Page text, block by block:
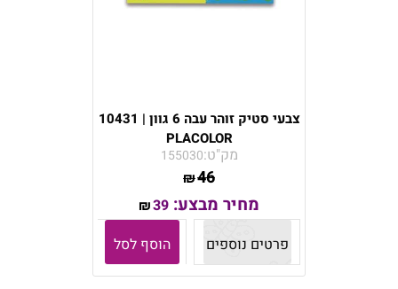
צבעי סטיק זוהר עבה 6 גוון | 10431
PLACOLOR
מק"ט:155030
₪46
מחיר מבצע: ₪39
פרטים נוספים
הוסף לסל